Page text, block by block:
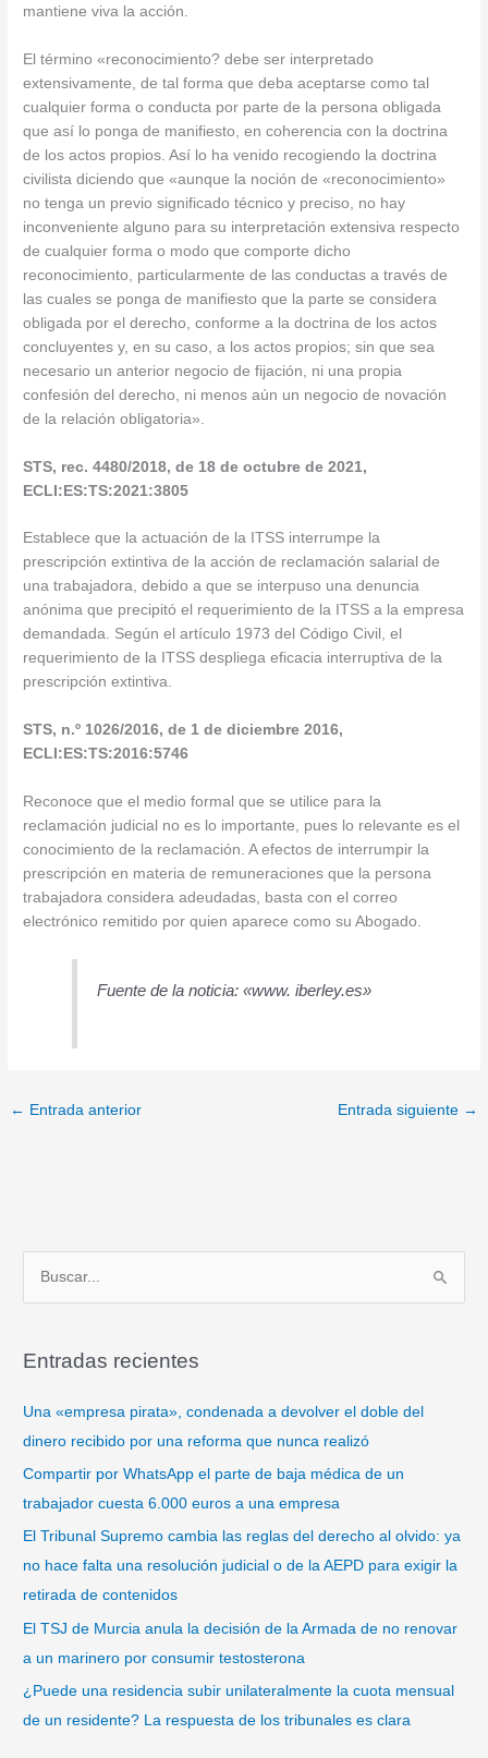
mantiene viva la acción.
El término «reconocimiento? debe ser interpretado
extensivamente, de tal forma que deba aceptarse como tal
cualquier forma o conducta por parte de la persona obligada
que así lo ponga de manifiesto, en coherencia con la doctrina
de los actos propios. Así lo ha venido recogiendo la doctrina
civilista diciendo que «aunque la noción de «reconocimiento»
no tenga un previo significado técnico y preciso, no hay
inconveniente alguno para su interpretación extensiva respecto
de cualquier forma o modo que comporte dicho
reconocimiento, particularmente de las conductas a través de
las cuales se ponga de manifiesto que la parte se considera
obligada por el derecho, conforme a la doctrina de los actos
concluyentes y, en su caso, a los actos propios; sin que sea
necesario un anterior negocio de fijación, ni una propia
confesión del derecho, ni menos aún un negocio de novación
de la relación obligatoria».
STS, rec. 4480/2018, de 18 de octubre de 2021,
ECLI:ES:TS:2021:3805
Establece que la actuación de la ITSS interrumpe la
prescripción extintiva de la acción de reclamación salarial de
una trabajadora, debido a que se interpuso una denuncia
anónima que precipitó el requerimiento de la ITSS a la empresa
demandada. Según el artículo 1973 del Código Civil, el
requerimiento de la ITSS despliega eficacia interruptiva de la
prescripción extintiva.
STS, n.º 1026/2016, de 1 de diciembre 2016,
ECLI:ES:TS:2016:5746
Reconoce que el medio formal que se utilice para la
reclamación judicial no es lo importante, pues lo relevante es el
conocimiento de la reclamación. A efectos de interrumpir la
prescripción en materia de remuneraciones que la persona
trabajadora considera adeudadas, basta con el correo
electrónico remitido por quien aparece como su Abogado.
Fuente de la noticia: «www. iberley.es»
← Entrada anterior Entrada siguiente →
c
Entradas recientes
Una «empresa pirata», condenada a devolver el doble del
dinero recibido por una reforma que nunca realizó
Compartir por WhatsApp el parte de baja médica de un
trabajador cuesta 6.000 euros a una empresa
El Tribunal Supremo cambia las reglas del derecho al olvido: ya
no hace falta una resolución judicial o de la AEPD para exigir la
retirada de contenidos
El TSJ de Murcia anula la decisión de la Armada de no renovar
a un marinero por consumir testosterona
¿Puede una residencia subir unilateralmente la cuota mensual
de un residente? La respuesta de los tribunales es clara